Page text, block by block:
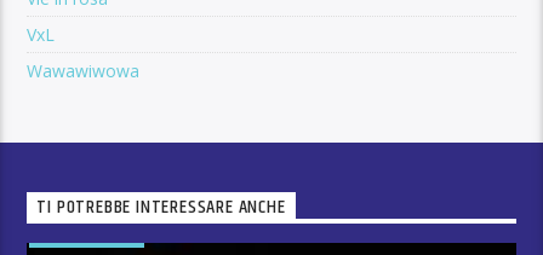
VxL
Wawawiwowa
TI POTREBBE INTERESSARE ANCHE